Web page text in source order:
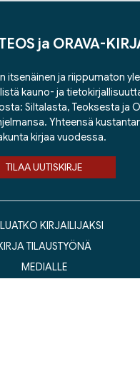
ja ORAVA-
itsenäinen ja riippumaton
kauno- ja
Siltalasta, Teoksesta ja
Yhteensä
kirjaa vuodessa.
TILAA UUTISKIRJE
KIRJAILIJAKSI
TILAUSTYÖNÄ
MEDIALLE